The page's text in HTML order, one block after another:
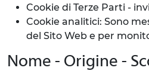
Cookie di Terze Parti -
Cookie analitici: Sono
del Sito Web e per
Nome - Origine -